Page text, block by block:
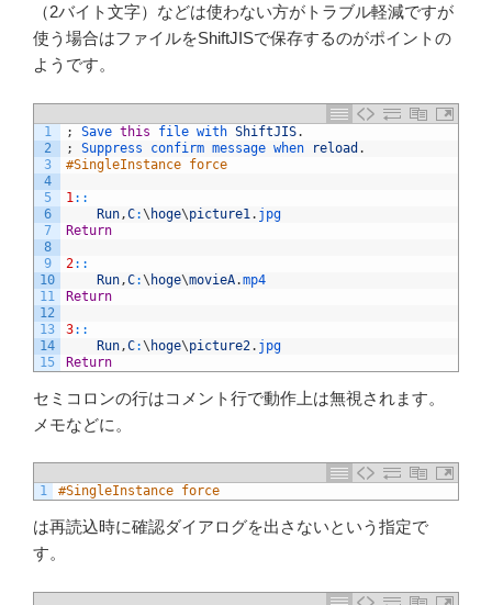
（2バイト文字）などは使わない方がトラブル軽減ですが
使う場合はファイルをShiftJISで保存するのがポイントの
ようです。
1
2
3
4
5
6
7
8
9
10
11
12
13
14
15
; Save this file with ShiftJIS.
;
Suppress confirm message when reload .
#SingleInstance force
1::
Run,C:\ hoge\picture1. jpg
Return
2::
Run,C:\ hoge\movieA.mp4
Return
3::
Run,C:\ hoge\picture2. jpg
Return
セミコロンの行はコメント行で動作上は無視されます。
メモなどに。
1 #SingleInstance force
は再読込時に確認ダイアログを出さないという指定で
す。